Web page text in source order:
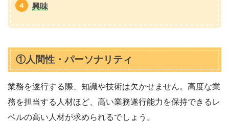
興味
①人間性・パーソナリティ
業務を遂行する際、知識や技術は欠かせません。高度な業
務を担当する人材ほど、高い業務遂行能力を保持できるレ
ベルの高い人材が求められるでしょう。